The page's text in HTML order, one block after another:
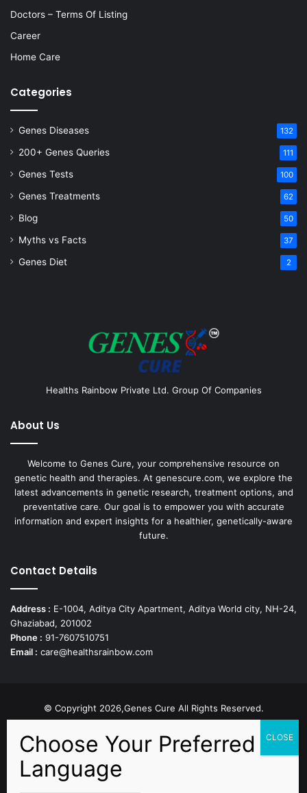
Doctors – Terms Of Listing
Career
Home Care
Categories
Genes Diseases 132
200+ Genes Queries 111
Genes Tests 100
Genes Treatments 62
Blog 50
Myths vs Facts 37
Genes Diet 2
Healths Rainbow Private Ltd. Group Of Companies
About Us
Welcome to Genes Cure, your comprehensive resource on
genetic health and therapies. At genescure.com, we explore the
latest advancements in genetic research, treatment options, and
preventative care. Our goal is to empower you with accurate
information and expert insights for a healthier, genetically-aware
future.
Contact Details
Address : E-1004, Aditya City Apartment, Aditya World city, NH-24,
Ghaziabad, 201002
Phone : 91-7607510751
Email : care@healthsrainbow.com
© Copyright 2026,Genes Cure All Rights Reserved.
Facebook
X